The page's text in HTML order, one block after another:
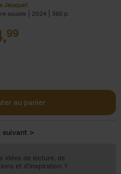
Jauquet
souple
2024 360
99
au panier
suivant >
idées de lecture, de
et d’inspiration ?